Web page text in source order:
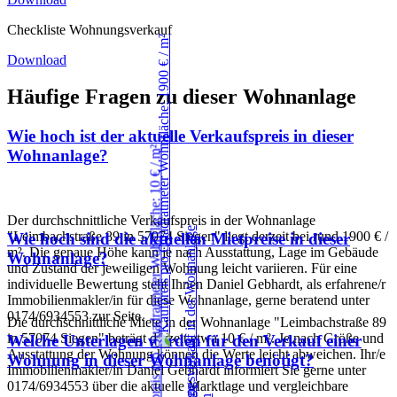
Checkliste Wohnungsverkauf
Download
Häufige Fragen zu dieser Wohnanlage
Wie hoch ist der aktuelle Verkaufspreis in dieser
Wohnanlage?
Der durchschnittliche Verkaufspreis in der Wohnanlage
"Leimbachstraße 89 in 57074 Siegen" liegt derzeit bei rund 1900 € /
m². Die genaue Höhe kann je nach Ausstattung, Lage im Gebäude
und Zustand der jeweiligen Wohnung leicht variieren. Für eine
individuelle Bewertung steht Ihnen Daniel Gebhardt, als erfahrene/r
Immobilienmakler/in für diese Wohnanlage, gerne beratend unter
0174/6934553 zur Seite.
Wie hoch sind die aktuellen Mietpreise in dieser
Wohnanlage?
Die durchschnittliche Miete in der Wohnanlage "Leimbachstraße 89
in 57074 Siegen" beträgt derzeit etwa 10 € / m². Je nach Größe und
Ausstattung der Wohnung können die Werte leicht abweichen. Ihr/e
Immobilienmakler/in Daniel Gebhardt informiert Sie gerne unter
0174/6934553 über die aktuelle Marktlage und vergleichbare
Welche Unterlagen werden für den Verkauf einer
Wohnung in dieser Wohnanlage benötigt?